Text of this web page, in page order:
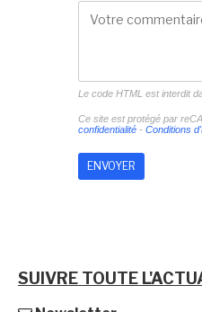
Le code HTML est interdit
Ce site est protégé par
confidentialité- Conditions
SUIVRE TOUTE